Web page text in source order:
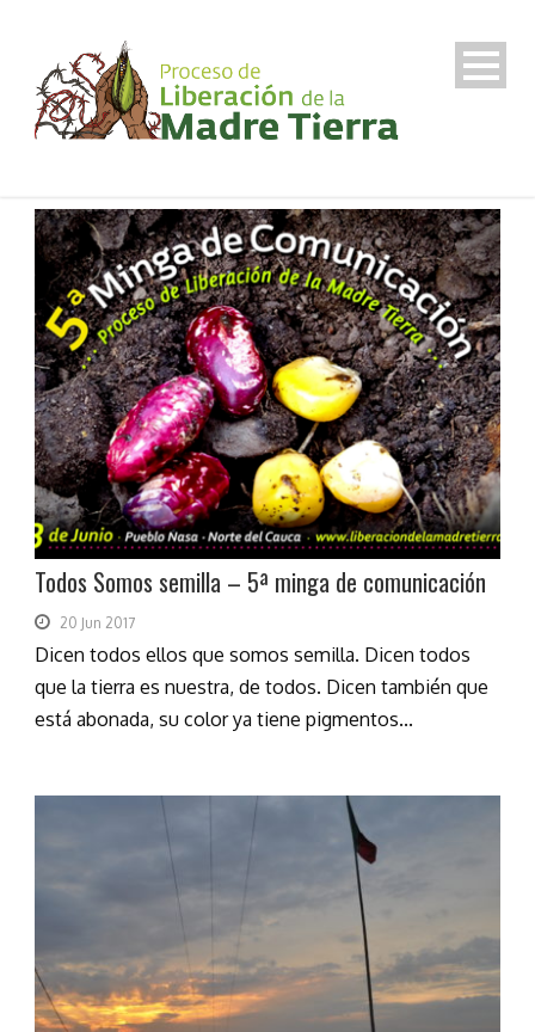
Todos Somos semilla – 5ª minga de comunicación
20 Jun 2017
Dicen todos ellos que somos semilla. Dicen todos
que la tierra es nuestra, de todos. Dicen también que
está abonada, su color ya tiene pigmentos...